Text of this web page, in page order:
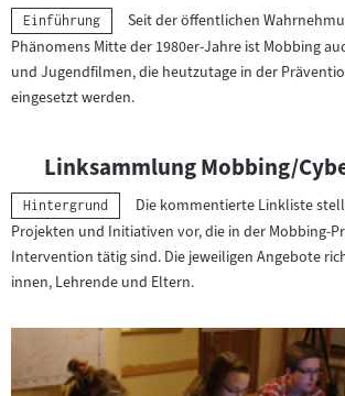
Kategorie:
Einführung
Seit der öffentlichen
Phänomens Mitte der 1980er-Jahre ist Mobbing
und Jugendfilmen, die heutzutage in der
eingesetzt werden.
Linksammlung Mobbing/
Kategorie:
Hintergrund
Die kommentierte Linkliste
Projekten und Initiativen vor, die in der Mobbing-
Intervention tätig sind. Die jeweiligen Angebote
innen, Lehrende und Eltern.